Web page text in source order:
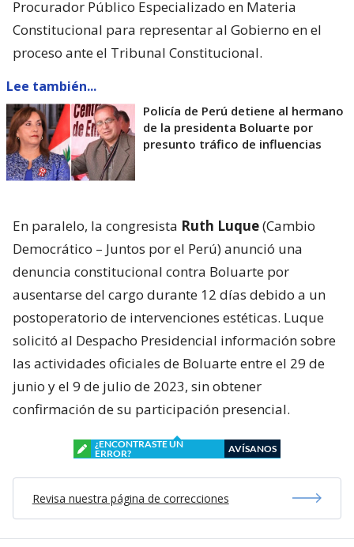
Procurador Público Especializado en Materia
Constitucional para representar al Gobierno en el
proceso ante el Tribunal Constitucional.
Lee también...
Policía de Perú detiene al hermano
de la presidenta Boluarte por
presunto tráfico de influencias
En paralelo, la congresista Ruth Luque(Cambio
Democrático – Juntos por el Perú) anunció una
denuncia constitucional contra Boluarte por
ausentarse del cargo durante 12 días debido a un
postoperatorio de intervenciones estéticas. Luque
solicitó al Despacho Presidencial información sobre
las actividades oficiales de Boluarte entre el 29 de
junio y el 9 de julio de 2023, sin obtener
confirmación de su participación presencial.
¿ENCONTRASTE UN
ERROR?
AVÍSANOS
Revisa nuestra página de correcciones